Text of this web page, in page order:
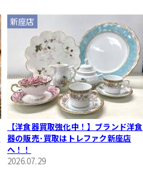
【洋食器買取強化中！】ブランド洋食
器の販売･買取はトレファク新座店
へ！！
2026.07.29
新座店